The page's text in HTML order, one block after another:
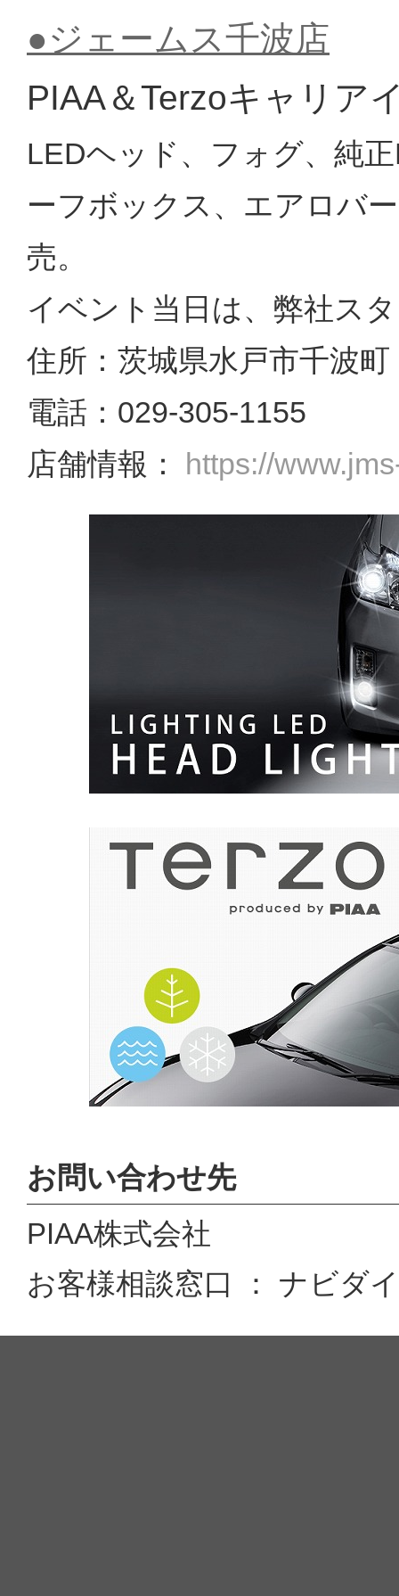
●ジェームス千波店
PIAA＆Terzoキャリア
LEDヘッド、フォグ、純
ーフボックス、エアロバ
売。
イベント当日は、弊社ス
住所：茨城県水戸市千波町
電話：029-305-1155
店舗情報：
https://
お問い合わせ先
PIAA株式会社
お客様相談窓口 ： ナビダ